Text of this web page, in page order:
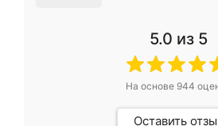
5.0 из 5
На основе 944
Оставить